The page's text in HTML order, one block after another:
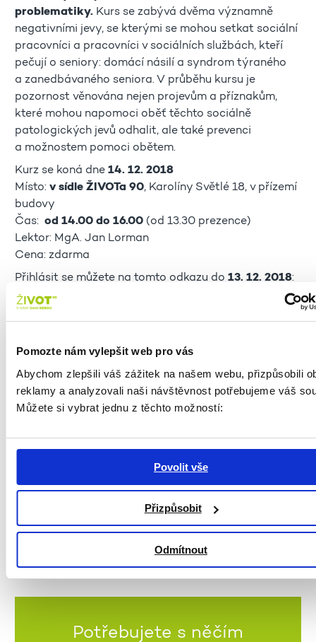
Pomozte nám vylepšit web pro vás
Abychom zlepšili váš zážitek na našem webu, přizpůsobili
reklamy a analyzovali naši návštěvnost potřebujeme váš
Můžete si vybrat jednu z těchto možností:
Povolit vše
Přizpůsobit
Odmítnout
problematiky. Kurs se zabývá dvěma významně
negativními jevy, se kterými se mohou setkat sociální
pracovníci a pracovníci v sociálních službách, kteří
pečují o seniory: domácí násilí a syndrom týraného
a zanedbávaného seniora. V průběhu kursu je
pozornost věnována nejen projevům a příznakům,
které mohou napomoci oběť těchto sociálně
patologických jevů odhalit, ale také prevenci
a možnostem pomoci obětem.
Kurz se koná dne 14. 12. 2018
Místo: v sídle ŽIVOTa 90, Karolíny Světlé 18, v přízemí
budovy
Čas: od 14.00 do 16.00 (od 13.30 prezence)
Lektor: MgA. Jan Lorman
Cena: zdarma
Přihlásit se můžete na tomto odkazu do 13. 12. 2018:
https://docs.google.com/forms/d/
y2s3BVfae-nd8im6Ac2I/edit
Mgr. Tereza Žílová
Tajemnice Gerontologického institutu
tel: 731 610 060
e-mail: info@giops.cz
ZPĚT NA VÝPIS
Potřebujete s něčím